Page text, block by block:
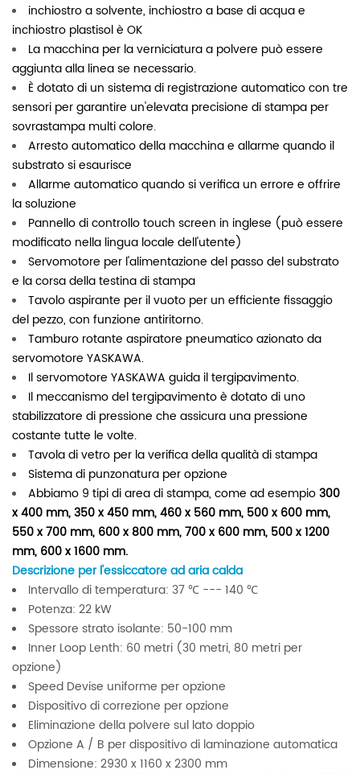
inchiostro a solvente, inchiostro a base di acqua e
inchiostro plastisol è OK
La macchina per la verniciatura a polvere può essere
aggiunta alla linea se necessario.
È dotato di un sistema di registrazione automatico con tre
sensori per garantire un'elevata precisione di stampa per
sovrastampa multi colore.
Arresto automatico della macchina e allarme quando il
substrato si esaurisce
Allarme automatico quando si verifica un errore e offrire
la soluzione
Pannello di controllo touch screen in inglese (può essere
modificato nella lingua locale dell'utente)
Servomotore per l'alimentazione del passo del substrato
e la corsa della testina di stampa
Tavolo aspirante per il vuoto per un efficiente fissaggio
del pezzo, con funzione antiritorno.
Tamburo rotante aspiratore pneumatico azionato da
servomotore YASKAWA.
Il servomotore YASKAWA guida il tergipavimento.
Il meccanismo del tergipavimento è dotato di uno
stabilizzatore di pressione che assicura una pressione
costante tutte le volte.
Tavola di vetro per la verifica della qualità di stampa
Sistema di punzonatura per opzione
Abbiamo 9 tipi di area di stampa, come ad esempio300
x 400 mm, 350 x 450 mm, 460 x 560 mm, 500 x 600 mm,
550 x 700 mm, 600 x 800 mm, 700 x 600 mm, 500 x 1200
mm, 600 x 1600 mm.
Descrizione per l'essiccatore ad aria calda
Intervallo di temperatura: 37 ℃ --- 140 ℃
Potenza: 22 kW
Spessore strato isolante: 50-100 mm
Inner Loop Lenth: 60 metri (30 metri, 80 metri per
opzione)
Speed ​​Devise uniforme per opzione
Dispositivo di correzione per opzione
Eliminazione della polvere sul lato doppio
Opzione A / B per dispositivo di laminazione automatica
Dimensione: 2930 x 1160 x 2300 mm